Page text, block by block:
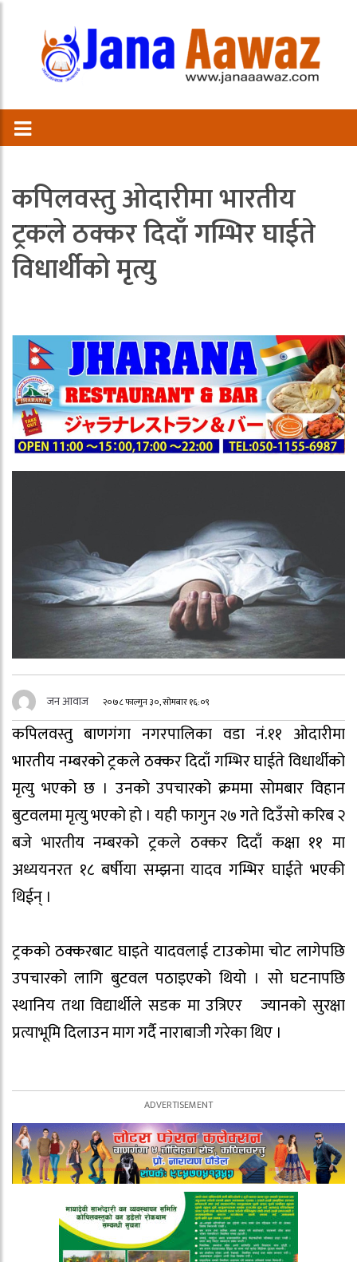
कपिलवस्तु ओदारीमा भारतीय
ट्रकले ठक्कर दिदाँ गम्भिर घाईते
विधार्थीको मृत्यु
जन आवाज २०७८ फाल्गुन ३०, सोमबार १६:०९
कपिलवस्तु बाणगंगा नगरपालिका वडा नं.११ ओदारीमा
भारतीय नम्बरको ट्रकले ठक्कर दिदाँ गम्भिर घाईते विधार्थीको
मृत्यु भएको छ । उनको उपचारको क्रममा सोमबार विहान
बुटवलमा मृत्यु भएको हो । यही फागुन २७ गते दिउँसो करिब २
बजे भारतीय नम्बरको ट्रकले ठक्कर दिदाँ कक्षा ११ मा
अध्ययनरत १८ बर्षीया सम्झना यादव गम्भिर घाईते भएकी
थिईन् ।
ट्रकको ठक्करबाट घाइते यादवलाई टाउकोमा चोट लागेपछि
उपचारको लागि बुटवल पठाइएको थियो । सो घटनापछि
स्थानिय तथा विद्यार्थीले सडक मा उत्रिएर ज्यानको सुरक्षा
प्रत्याभूमि दिलाउन माग गर्दै नाराबाजी गरेका थिए ।